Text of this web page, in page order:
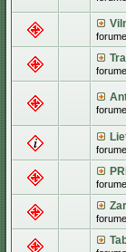
forume
forume
forume
forume
forume
forume